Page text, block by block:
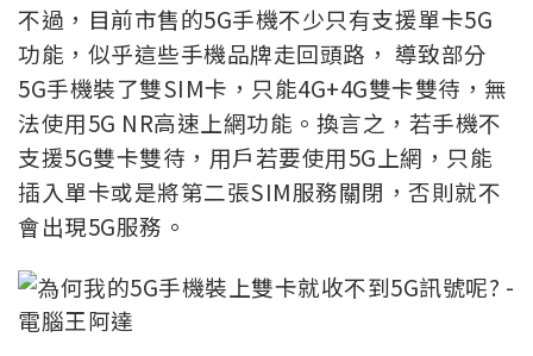
不過，目前市售的5G手機不少只有支援單卡5G
功能，似乎這些手機品牌走回頭路， 導致部分
5G手機裝了雙SIM卡，只能4G+4G雙卡雙待，無
法使用5G NR高速上網功能。換言之，若手機不
支援5G雙卡雙待，用戶若要使用5G上網，只能
插入單卡或是將第二張SIM服務關閉，否則就不
會出現5G服務。